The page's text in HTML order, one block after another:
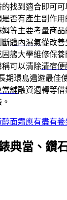
找到適合即可
否有產生副作用
等主要考量商
斷體內濕氣從改善
態大學維修保
可以清除清宿便
期環島遍遊最佳
當舖融資週轉等
面霜應有盡有
典當、鑽